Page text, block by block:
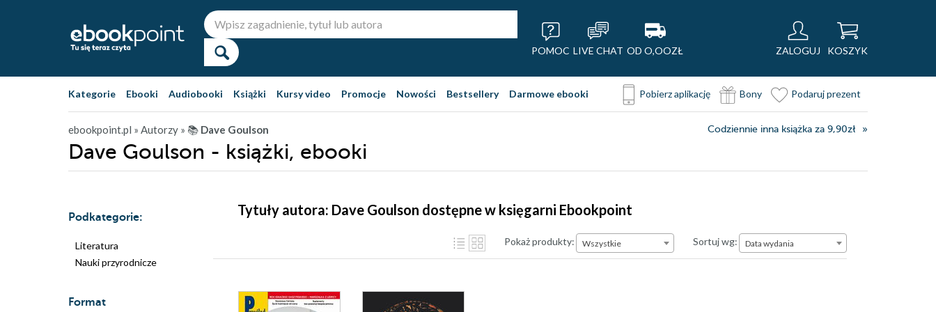
POMOC LIVE CHAT OD O,OOZŁ ZALOGUJ KOSZYK
Kategorie Ebooki Audiobooki Książki Kursy video Promocje Nowości Bestsellery Darmowe ebooki Pobierz aplikację Bony Podaruj prezent
ebookpoint.pl » Autorzy » 📚 Dave Goulson Codziennie inna książka za 9,90zł
Dave Goulson - książki, ebooki
Podkategorie:
Literatura
Nauki przyrodnicze
Format
Tytuły autora: Dave Goulson dostępne w księgarni Ebookpoint
Pokaż produkty: Wszystkie Sortuj wg:Data wydania
Data wydania